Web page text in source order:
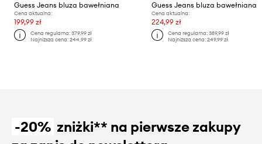
Guess Jeans bluza bawełniana
Cena aktualna:
199,99 zł
Cena regularna:379,99 zł
Najniższa cena:244,99 zł
Guess Jeans bluza bawełniana
Cena aktualna:
224,99 zł
Cena regularna: 389,99 zł
Najniższa cena: 249,99 zł
-20% zniżki** na pierwsze zakupy